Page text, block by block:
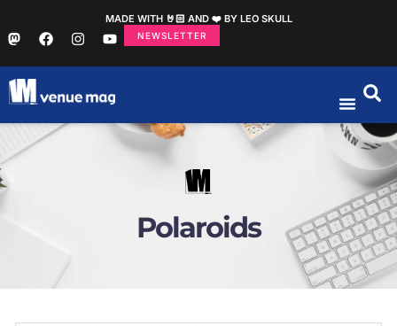
MADE WITH 🤘🏻 AND ❤️ BY LEO SKULL
NEWSLETTER
Polaroids